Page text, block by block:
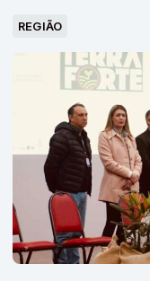
REGIÃO